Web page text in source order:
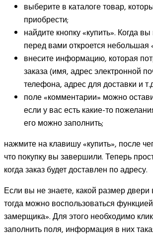
выберите в каталоге товар,
приобрести;
найдите кнопку «купить». Когда
перед вами откроется небольшая
внесите информацию, которая
заказа (имя, адрес электронной
телефона, адрес для доставки и
поле «комментарии» можно
если у вас есть какие-то
его можно заполнить;
нажмите на клавишу «купить», после
что покупку вы завершили. Теперь
когда заказ будет доставлен по адресу.
Если вы не знаете, какой размер
тогда можно воспользоваться
замерщика». Для этого необходимо
заполнить поля, информация в них